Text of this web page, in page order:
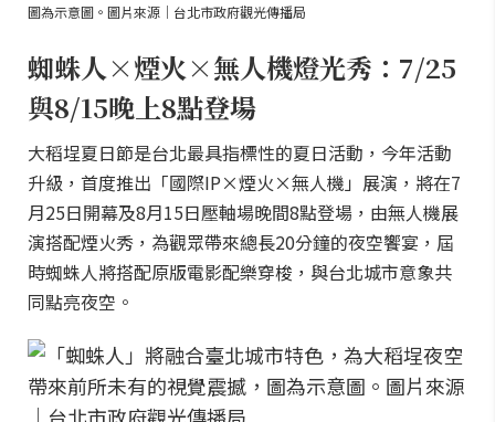
圖為示意圖。圖片來源｜台北市政府觀光傳播局
蜘蛛人×煙火×無人機燈光秀：7/25
與8/15晚上8點登場
大稻埕夏日節是台北最具指標性的夏日活動，今年活動
升級，首度推出「國際IP×煙火×無人機」展演，將在7
月25日開幕及8月15日壓軸場晚間8點登場，由無人機展
演搭配煙火秀，為觀眾帶來總長20分鐘的夜空饗宴，屆
時蜘蛛人將搭配原版電影配樂穿梭，與台北城市意象共
同點亮夜空。